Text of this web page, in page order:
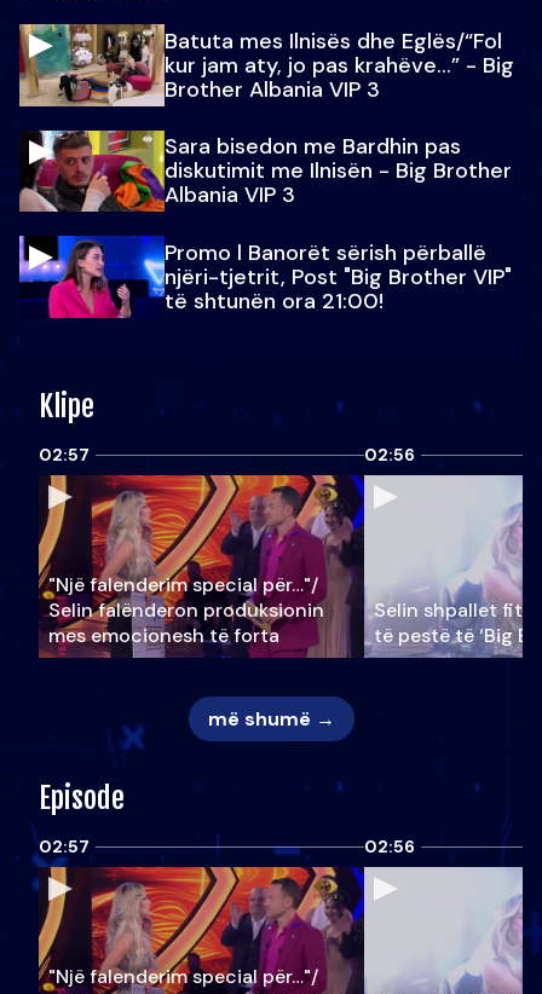
Batuta mes Ilnisës dhe Eglës/“Fol
kur jam aty, jo pas krahëve…” - Big
Brother Albania VIP 3
Sara bisedon me Bardhin pas
diskutimit me Ilnisën - Big Brother
Albania VIP 3
Promo l Banorët sërish përballë
njëri-tjetrit, Post "Big Brother VIP"
të shtunën ora 21:00!
Klipe
02:57
"Një falenderim special për…"/
Selin falënderon produksionin
mes emocionesh të forta
02:56
Selin shpallet
të pestë të ‘Big
më shumë →
Episode
02:57
"Një falenderim special për…"/
02:56